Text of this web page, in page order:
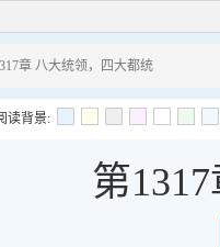
章 八大统领，四大都统
读背景:
第